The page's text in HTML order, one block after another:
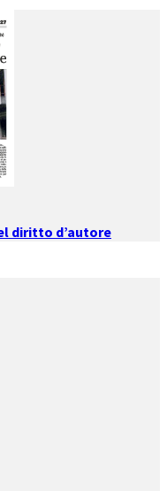
diritto d’autore